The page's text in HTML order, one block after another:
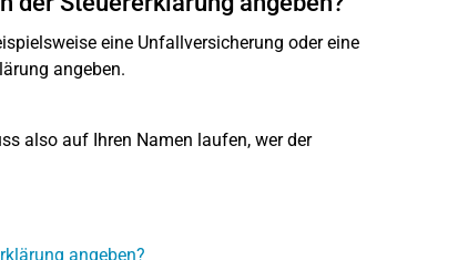
eine Unfallversicherung oder eine
angeben.
also auf Ihren Namen laufen, wer der
angeben?